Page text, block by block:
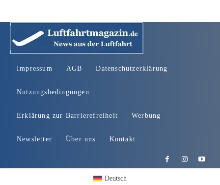
Impressum AGB Datenschutzerklärung
Nutzungsbedingungen
Erklärung zur Barrierefreiheit Werbung
Newsletter Über uns Kontakt
Deutsch